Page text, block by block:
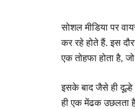
सोशल मीडिया पर
कर रहे होते हैं. इस
एक तोहफा होता है,
इसके बाद जैसे ही
ही एक मेंढक उछलता